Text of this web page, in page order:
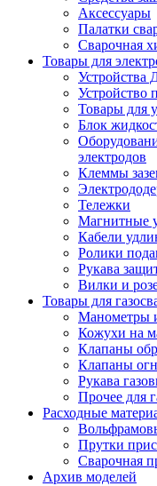
Аксессуары
Палатки
Сварочная
Товары для
Устройства
Устройство
Товары для
Блок
электродов
Клеммы
Тележки
Магнитные
Кабели
Ролики
Рукава
Вилки и
Товары для
Манометры
Кожухи на
Клапаны
Клапаны
Рукава
Прочее для
Расходные
Прутки
Сварочная
Архив моделей